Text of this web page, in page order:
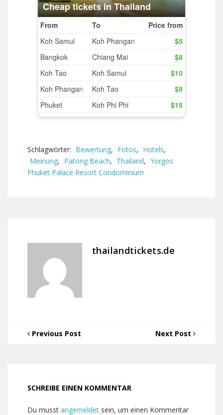
Schlagwörter: Bewertung, Fotos, Hotels,
Meinung, Patong Beach, Thailand, Yorgos
Phuket Palace Resort Condominium
thailandtickets.de
Previous Post Next Post
SCHREIBE EINEN KOMMENTAR
Du musst angemeldet sein, um einen Kommentar